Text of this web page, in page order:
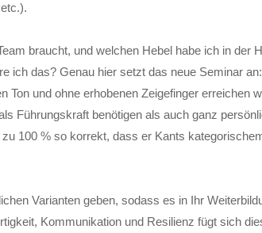
braucht, und welchen Hebel habe ich in der
ich das? Genau hier setzt das neue Seminar
Ton und ohne erhobenen Zeigefinger erreichen
Führungskraft benötigen als auch ganz
100 % so korrekt, dass er Kants
Varianten geben, sodass es in Ihr
Kommunikation und Resilienz fügt sich